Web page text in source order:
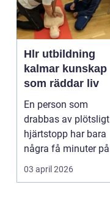
Hlr utbildning
kalmar kunskap
som räddar liv
En person som
drabbas av plötsligt
hjärtstopp har bara
några få minuter på
sig. För varje minut
03 april 2026